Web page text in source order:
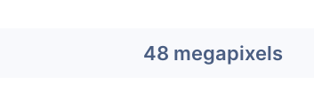
48 megapixels